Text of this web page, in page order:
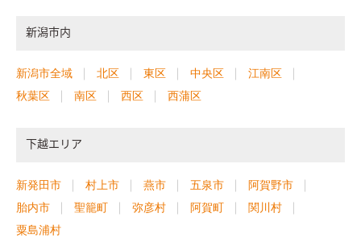
新潟市内
新潟市全域 北区 東区 中央区
江南区
秋葉区
南区 西区 西蒲区
下越エリア
新発田市 村上市 燕市 五泉市
阿賀野市
胎内市
聖籠町 弥彦村 阿賀町
関川村
粟島浦村